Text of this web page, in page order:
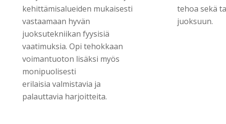
kehittämisalueiden mukaisesti
vastaamaan hyvän
juoksutekniikan fyysisiä
vaatimuksia. Opi tehokkaan
voimantuoton lisäksi myös
monipuolisesti
erilaisia valmistavia ja
palauttavia harjoitteita.
tehoa sekä
juoksuun.